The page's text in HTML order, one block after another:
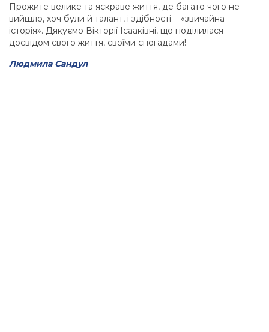
Прожите велике та яскраве життя, де багато чого не
вийшло, хоч були й талант, і здібності − «звичайна
історія». Дякуємо Вікторії Ісааківні, що поділилася
досвідом свого життя, своїми спогадами!
Людмила Сандул